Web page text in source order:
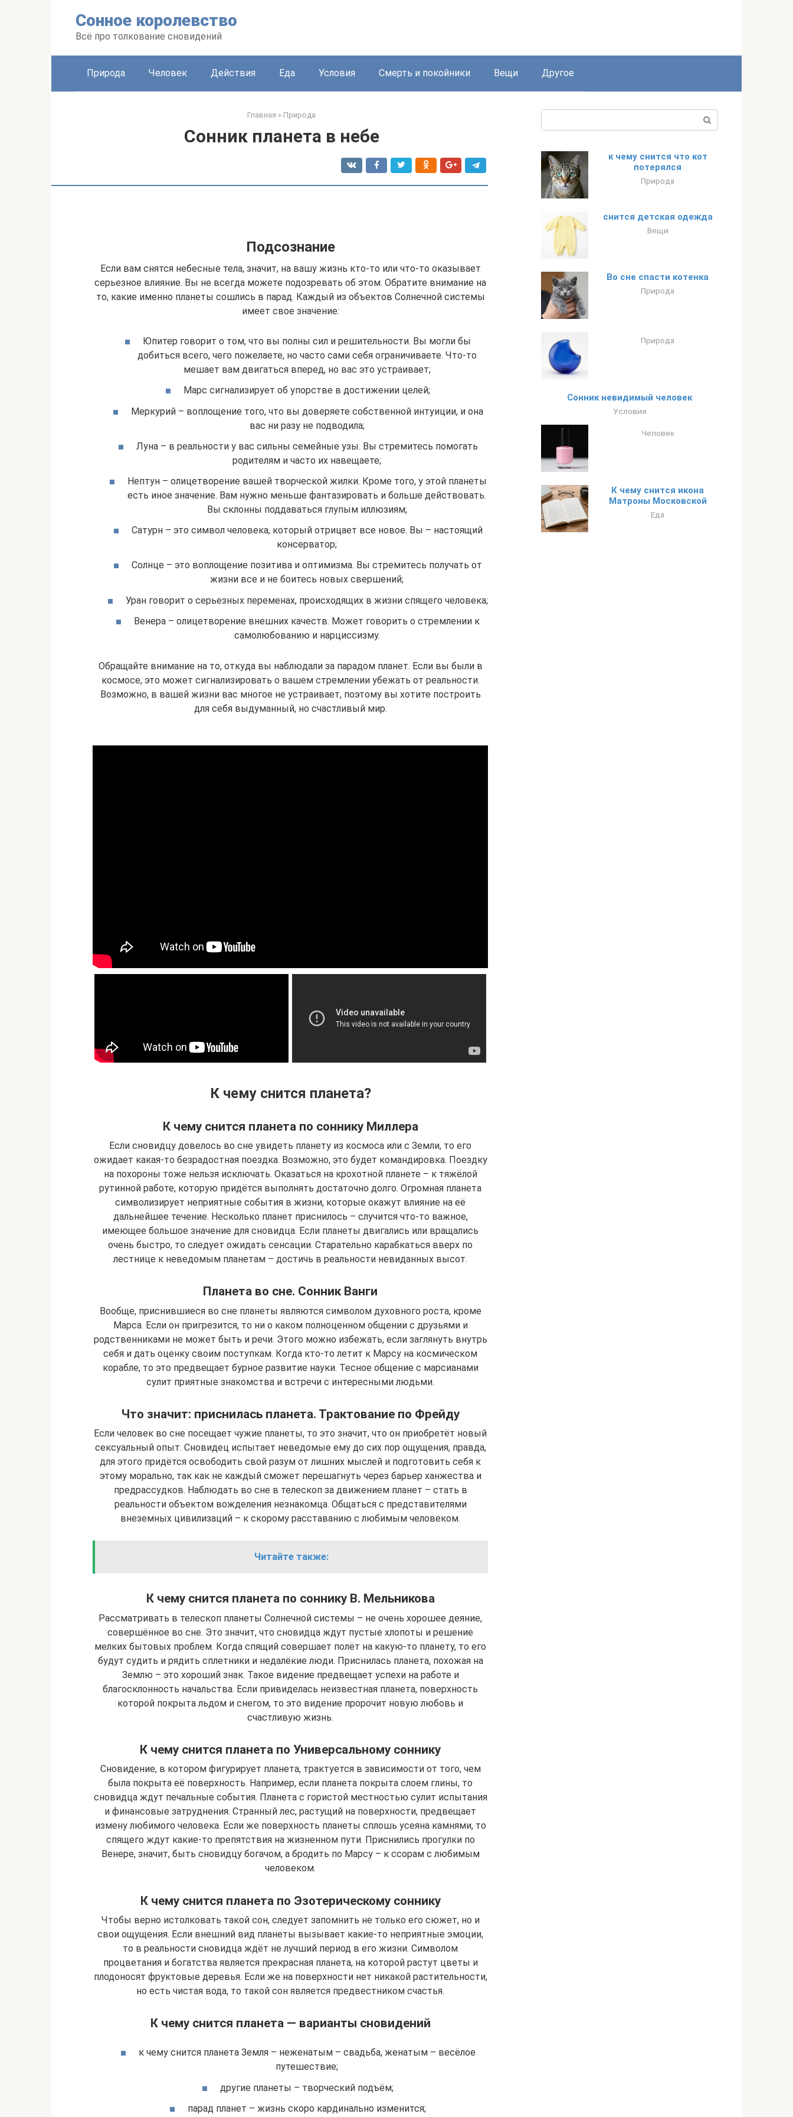
Сонное королевство
Всё про толкование сновидений
Природа Человек Действия Еда Условия Смерть и покойники Вещи Другое
Главная » Природа
Сонник планета в небе
Подсознание
Если вам снятся небесные тела, значит, на вашу жизнь кто-то или что-то оказывает
серьезное влияние. Вы не всегда можете подозревать об этом. Обратите внимание на
то, какие именно планеты сошлись в парад. Каждый из объектов Солнечной системы
имеет свое значение:
Юпитер говорит о том, что вы полны сил и решительности. Вы могли бы
добиться всего, чего пожелаете, но часто сами себя ограничиваете. Что-то
мешает вам двигаться вперед, но вас это устраивает;
Марс сигнализирует об упорстве в достижении целей;
Меркурий – воплощение того, что вы доверяете собственной интуиции, и она
вас ни разу не подводила;
Луна – в реальности у вас сильны семейные узы. Вы стремитесь помогать
родителям и часто их навещаете;
Нептун – олицетворение вашей творческой жилки. Кроме того, у этой планеты
есть иное значение. Вам нужно меньше фантазировать и больше действовать.
Вы склонны поддаваться глупым иллюзиям;
Сатурн – это символ человека, который отрицает все новое. Вы – настоящий
консерватор;
Солнце – это воплощение позитива и оптимизма. Вы стремитесь получать от
жизни все и не боитесь новых свершений;
Уран говорит о серьезных переменах, происходящих в жизни спящего человека;
Венера – олицетворение внешних качеств. Может говорить о стремлении к
самолюбованию и нарциссизму.
Обращайте внимание на то, откуда вы наблюдали за парадом планет. Если вы были в
космосе, это может сигнализировать о вашем стремлении убежать от реальности.
Возможно, в вашей жизни вас многое не устраивает, поэтому вы хотите построить
для себя выдуманный, но счастливый мир.
К чему снится планета?
К чему снится планета по соннику Миллера
Если сновидцу довелось во сне увидеть планету из космоса или с Земли, то его
ожидает какая-то безрадостная поездка. Возможно, это будет командировка. Поездку
на похороны тоже нельзя исключать. Оказаться на крохотной планете – к тяжёлой
рутинной работе, которую придётся выполнять достаточно долго. Огромная планета
символизирует неприятные события в жизни, которые окажут влияние на её
дальнейшее течение. Несколько планет приснилось – случится что-то важное,
имеющее большое значение для сновидца. Если планеты двигались или вращались
очень быстро, то следует ожидать сенсации. Старательно карабкаться вверх по
лестнице к неведомым планетам – достичь в реальности невиданных высот.
Планета во сне. Сонник Ванги
Вообще, приснившиеся во сне планеты являются символом духовного роста, кроме
Марса. Если он пригрезится, то ни о каком полноценном общении с друзьями и
родственниками не может быть и речи. Этого можно избежать, если заглянуть внутрь
себя и дать оценку своим поступкам. Когда кто-то летит к Марсу на космическом
корабле, то это предвещает бурное развитие науки. Тесное общение с марсианами
сулит приятные знакомства и встречи с интересными людьми.
Что значит: приснилась планета. Трактование по Фрейду
Если человек во сне посещает чужие планеты, то это значит, что он приобретёт новый
сексуальный опыт. Сновидец испытает неведомые ему до сих пор ощущения, правда,
для этого придётся освободить свой разум от лишних мыслей и подготовить себя к
этому морально, так как не каждый сможет перешагнуть через барьер ханжества и
предрассудков. Наблюдать во сне в телескоп за движением планет – стать в
реальности объектом вожделения незнакомца. Общаться с представителями
внеземных цивилизаций – к скорому расставанию с любимым человеком.
Читайте также:
К чему снится планета по соннику В. Мельникова
Рассматривать в телескоп планеты Солнечной системы – не очень хорошее деяние,
совершённое во сне. Это значит, что сновидца ждут пустые хлопоты и решение
мелких бытовых проблем. Когда спящий совершает полёт на какую-то планету, то его
будут судить и рядить сплетники и недалёкие люди. Приснилась планета, похожая на
Землю – это хороший знак. Такое видение предвещает успехи на работе и
благосклонность начальства. Если привиделась неизвестная планета, поверхность
которой покрыта льдом и снегом, то это видение пророчит новую любовь и
счастливую жизнь.
К чему снится планета по Универсальному соннику
Сновидение, в котором фигурирует планета, трактуется в зависимости от того, чем
была покрыта её поверхность. Например, если планета покрыта слоем глины, то
сновидца ждут печальные события. Планета с гористой местностью сулит испытания
и финансовые затруднения. Странный лес, растущий на поверхности, предвещает
измену любимого человека. Если же поверхность планеты сплошь усеяна камнями, то
спящего ждут какие-то препятствия на жизненном пути. Приснились прогулки по
Венере, значит, быть сновидцу богачом, а бродить по Марсу – к ссорам с любимым
человеком.
К чему снится планета по Эзотерическому соннику
Чтобы верно истолковать такой сон, следует запомнить не только его сюжет, но и
свои ощущения. Если внешний вид планеты вызывает какие-то неприятные эмоции,
то в реальности сновидца ждёт не лучший период в его жизни. Символом
процветания и богатства является прекрасная планета, на которой растут цветы и
плодоносят фруктовые деревья. Если же на поверхности нет никакой растительности,
но есть чистая вода, то такой сон является предвестником счастья.
К чему снится планета — варианты сновидений
к чему снится планета Земля – неженатым – свадьба, женатым – весёлое
путешествие;
другие планеты – творческий подъём;
парад планет – жизнь скоро кардинально изменится;
к чему снится что кот
потерялся
Природа
снится детская одежда
Вещи
Во сне спасти котенка
Природа
Природа
Сонник невидимый человек
Условия
Человек
К чему снится икона
Матроны Московской
Еда